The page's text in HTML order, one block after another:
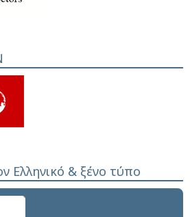
Ελληνικό & ξένο τύπο